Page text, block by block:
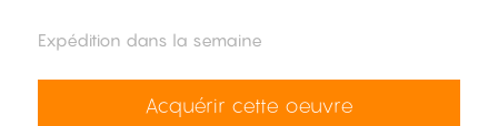
Expédition dans la semaine
Acquérir cette oeuvre